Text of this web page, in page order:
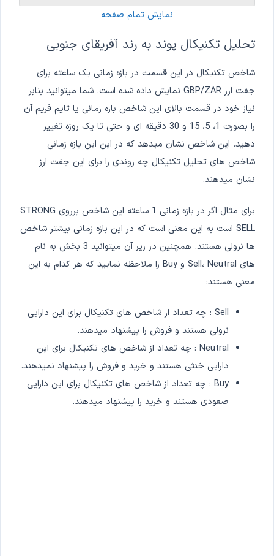
نمایش تمام صفحه
تحلیل تکنیکال پوند به رند آفریقای جنوبی
شاخص تکنیکال در این قسمت در بازه زمانی یک ساعته برای
جفت ارز GBP/ZAR نمایش داده شده است. شما میتوانید بنابر
نیاز خود در قسمت بالای این شاخص بازه زمانی یا تایم فریم آن
را بصورت 1، 5، 15 و 30 دقیقه ای و حتی تا یک روزه تغییر
دهید. این شاخص نشان میدهد که در این این بازه زمانی
شاخص های تحلیل تکنیکال چه روندی را برای این جفت ارز
نشان میدهند.
برای مثال اگر در بازه زمانی 1 ساعته این شاخص برروی STRONG
SELL است به این معنی است که در این بازه زمانی بیشتر شاخص
ها نزولی هستند. همچنین در زیر آن میتوانید 3 بخش به نام
های Sell، Neutral و Buy را ملاحظه نمایید که هر کدام به این
معنی هستند:
Sell : چه تعداد از شاخص های تکنیکال برای این دارایی
نزولی هستند و فروش را پیشنهاد میدهند.
Neutral : چه تعداد از شاخص های تکنیکال برای این
دارایی خنثی هستند و خرید و فروش را پیشنهاد نمیدهند.
Buy : چه تعداد از شاخص های تکنیکال برای این دارایی
صعودی هستند و خرید را پیشنهاد میدهند.